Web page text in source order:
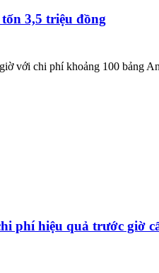
3,5 triệu đồng
với chi phí khoảng 100 bảng
phí hiệu quả trước giờ